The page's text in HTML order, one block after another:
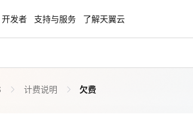
NEW 聚力AI赋能 天翼云大模型专项
开发者 支持与服务 了解天翼云
计费说明 欠费